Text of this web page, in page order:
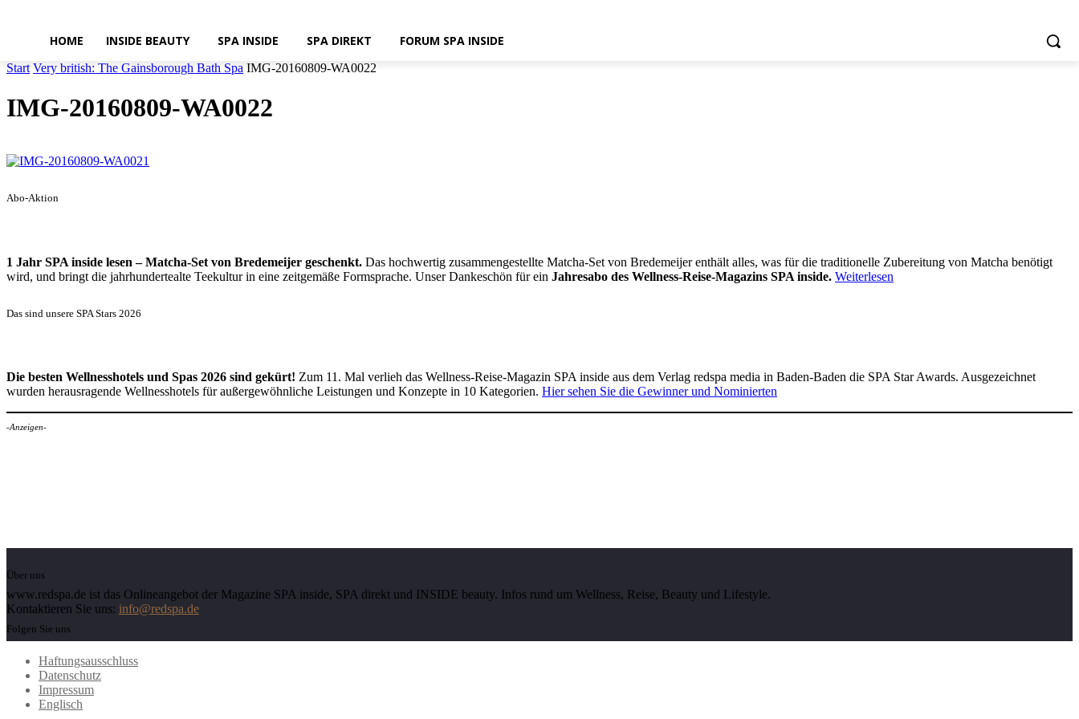
HOME INSIDE BEAUTY SPA INSIDE SPA DIREKT FORUM SPA INSIDE
Start Very british: The Gainsborough Bath Spa IMG-20160809-WA0022
IMG-20160809-WA0022
Abo-Aktion
1 Jahr SPA inside lesen – Matcha-Set von Bredemeijer geschenkt. Das hochwertig zusammengestellte Matcha-Set von Bredemeijer enthält alles, was für die traditionelle Zubereitung von Matcha benötigt
wird, und bringt die jahrhundertealte Teekultur in eine zeitgemäße Formsprache. Unser Dankeschön für ein Jahresabo des Wellness-Reise-Magazins SPA inside. Weiterlesen
Das sind unsere SPA Stars 2026
Die besten Wellnesshotels und Spas 2026 sind gekürt! Zum 11. Mal verlieh das Wellness-Reise-Magazin SPA inside aus dem Verlag redspa media in Baden-Baden die SPA Star Awards. Ausgezeichnet
wurden herausragende Wellnesshotels für außergewöhnliche Leistungen und Konzepte in 10 Kategorien. Hier sehen Sie die Gewinner und Nominierten
-Anzeigen-
Über uns
www.redspa.de ist das Onlineangebot der Magazine SPA inside, SPA direkt und INSIDE beauty. Infos rund um Wellness, Reise, Beauty und Lifestyle.
Kontaktieren Sie uns: info@redspa.de
Folgen Sie uns
Haftungsausschluss
Datenschutz
Impressum
Englisch